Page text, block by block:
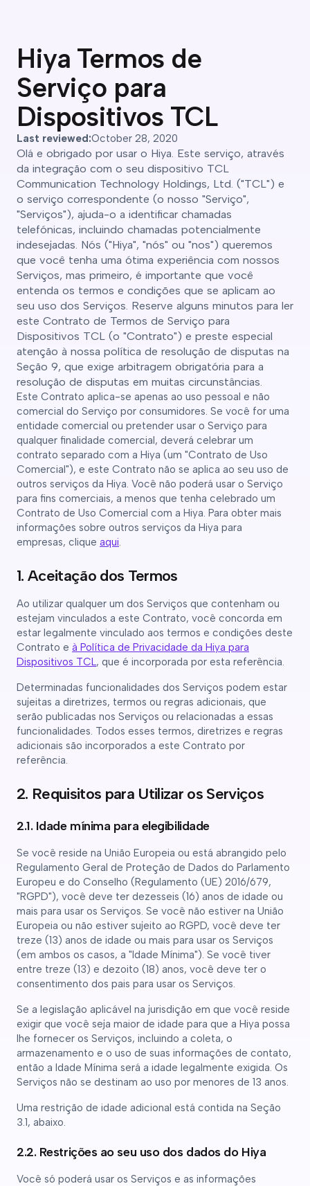
Hiya Termos de
Serviço para
Dispositivos TCL
Last reviewed:October 28, 2020
Olá e obrigado por usar o Hiya. Este serviço, através
da integração com o seu dispositivo TCL
Communication Technology Holdings, Ltd. ("TCL") e
o serviço correspondente (o nosso "Serviço",
"Serviços"), ajuda-o a identificar chamadas
telefónicas, incluindo chamadas potencialmente
indesejadas. Nós ("Hiya", "nós" ou "nos") queremos
que você tenha uma ótima experiência com nossos
Serviços, mas primeiro, é importante que você
entenda os termos e condições que se aplicam ao
seu uso dos Serviços. Reserve alguns minutos para ler
este Contrato de Termos de Serviço para
Dispositivos TCL (o "Contrato") e preste especial
atenção à nossa política de resolução de disputas na
Seção 9, que exige arbitragem obrigatória para a
resolução de disputas em muitas circunstâncias.
Este Contrato aplica-se apenas ao uso pessoal e não
comercial do Serviço por consumidores. Se você for uma
entidade comercial ou pretender usar o Serviço para
qualquer finalidade comercial, deverá celebrar um
contrato separado com a Hiya (um "Contrato de Uso
Comercial"), e este Contrato não se aplica ao seu uso de
outros serviços da Hiya. Você não poderá usar o Serviço
para fins comerciais, a menos que tenha celebrado um
Contrato de Uso Comercial com a Hiya. Para obter mais
informações sobre outros serviços da Hiya para
empresas, clique aqui.
1. Aceitação dos Termos
Ao utilizar qualquer um dos Serviços que contenham ou
estejam vinculados a este Contrato, você concorda em
estar legalmente vinculado aos termos e condições deste
Contrato e à Política de Privacidade da Hiya para
Dispositivos TCL, que é incorporada por esta referência.
Determinadas funcionalidades dos Serviços podem estar
sujeitas a diretrizes, termos ou regras adicionais, que
serão publicadas nos Serviços ou relacionadas a essas
funcionalidades. Todos esses termos, diretrizes e regras
adicionais são incorporados a este Contrato por
referência.
2. Requisitos para Utilizar os Serviços
2.1. Idade mínima para elegibilidade
Se você reside na União Europeia ou está abrangido pelo
Regulamento Geral de Proteção de Dados do Parlamento
Europeu e do Conselho (Regulamento (UE) 2016/679,
"RGPD"), você deve ter dezesseis (16) anos de idade ou
mais para usar os Serviços. Se você não estiver na União
Europeia ou não estiver sujeito ao RGPD, você deve ter
treze (13) anos de idade ou mais para usar os Serviços
(em ambos os casos, a "Idade Mínima"). Se você tiver
entre treze (13) e dezoito (18) anos, você deve ter o
consentimento dos pais para usar os Serviços.
Se a legislação aplicável na jurisdição em que você reside
exigir que você seja maior de idade para que a Hiya possa
lhe fornecer os Serviços, incluindo a coleta, o
armazenamento e o uso de suas informações de contato,
então a Idade Mínima será a idade legalmente exigida. Os
Serviços não se destinam ao uso por menores de 13 anos.
Uma restrição de idade adicional está contida na Seção
3.1, abaixo.
2.2. Restrições ao seu uso dos dados do Hiya
Você só poderá usar os Serviços e as informações